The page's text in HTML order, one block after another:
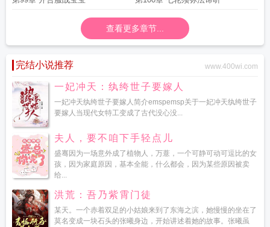
查看更多章节...
完结小说推荐 www.400wi.com
一妃冲天：纨绔世子要嫁人
一妃冲天纨绔世子要嫁人简介emspemsp关于一妃冲天纨绔世子
要嫁人当现代女特工变成了古代没心没...
夫人，要不咱下手轻点儿
盛骞因为一场意外成了植物人，万薏，一个可静可动可逗比的女
孩，因为家庭原因，基本全能，什么都会，因为某些原因被卖
给...
洪荒：吾乃紫霄门徒
某天。一个赤着双足的小姑娘来到了东海之滨，她慢慢的坐在了
莫名变成一块石头的张曦身边，开始讲述着她的故事。张曦虽